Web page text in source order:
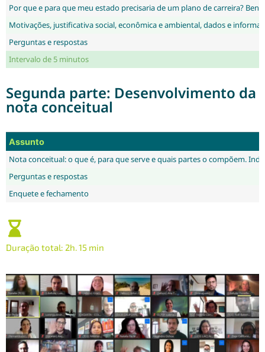
Por que e para que meu estado precisaria de um plano de carreira?
Motivações, justificativa social, econômica e ambiental, dados e
Perguntas e respostas
Intervalo de 5 minutos
Segunda parte: Desenvolvimento da
nota conceitual
Assunto
Nota conceitual: o que é, para que serve e quais partes o compõem.
Perguntas e respostas
Enquete e fechamento
Duração total: 2h. 15 min